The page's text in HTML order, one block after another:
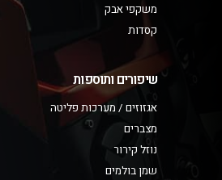
משקפי אבק
קסדות
שיפורים ותוספות
אגזוזים / מערכות פליטה
מצברים
נוזל קירור
שמן בולמים